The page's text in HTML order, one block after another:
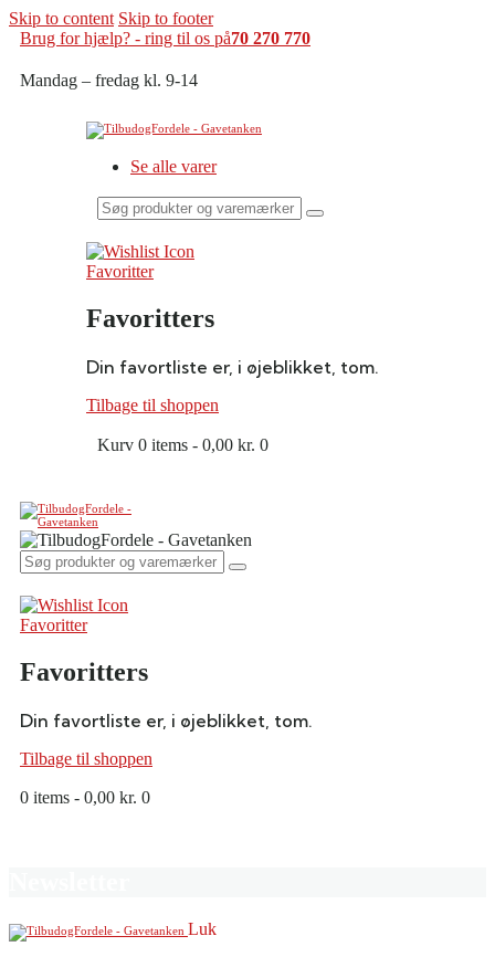
Skip to content Skip to footer
Brug for hjælp? - ring til os på70 270 770
Mandag – fredag kl. 9-14
Se alle varer
Søg
produkter
og
varemærker
her
Favoritter
Favoritters
Din favortliste er, i øjeblikket, tom.
Tilbage til shoppen
Kurv 0 items - 0,00 kr. 0
Favoritter
Favoritters
Din favortliste er, i øjeblikket, tom.
Tilbage til shoppen
0 items - 0,00 kr. 0
Luk